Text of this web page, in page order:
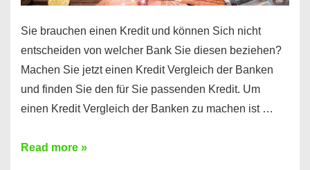
Sie brauchen einen Kredit und können Sich nicht
entscheiden von welcher Bank Sie diesen beziehen?
Machen Sie jetzt einen Kredit Vergleich der Banken
und finden Sie den für Sie passenden Kredit. Um
einen Kredit Vergleich der Banken zu machen ist …
Sie
Read more »